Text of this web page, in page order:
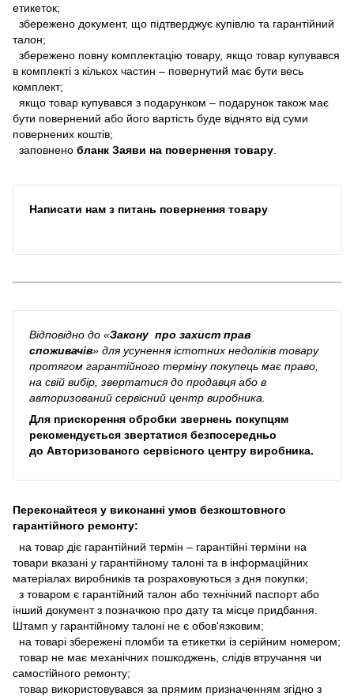
етикеток;
збережено документ, що підтверджує купівлю та гарантійний
талон;
збережено повну комплектацію товару, якщо товар купувався
в комплекті з кількох частин – повернутий має бути весь
комплект;
якщо товар купувався з подарунком – подарунок також має
бути повернений або його вартість буде віднято від суми
повернених коштів;
заповнено бланк Заяви на повернення товару
Написати нам з питань повернення товару
Відповідно до «Закону про захист прав
споживачів» для усунення істотних недоліків товару
протягом гарантійного терміну покупець має право,
на свій вибір, звертатися до продавця або в
авторизований сервісний центр виробника.
Для прискорення обробки звернень покупцям
рекомендується звертатися безпосередньо
до Авторизованого сервісного центру виробника.
Переконайтеся у виконанні умов безкоштовного
гарантійного ремонту:
на товар діє гарантійний термін – гарантійні терміни на
товари вказані у гарантійному талоні та в інформаційних
матеріалах виробників та розраховуються з дня покупки;
з товаром є гарантійний талон або технічний паспорт або
інший документ з позначкою про дату та місце придбання.
Штамп у гарантійному талоні не є обов'язковим;
на товарі збережені пломби та етикетки із серійним номером;
товар не має механічних пошкоджень, слідів втручання чи
самостійного ремонту;
товар використовувався за прямим призначенням згідно з